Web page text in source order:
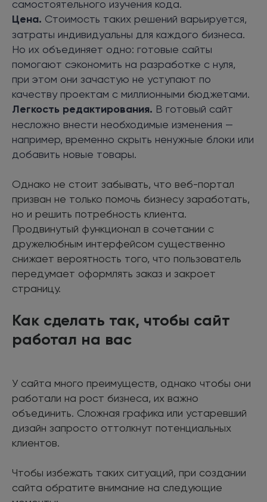
самостоятельного изучения кода.
Цена. Стоимость таких решений варьируется,
затраты индивидуальны для каждого бизнеса.
Но их объединяет одно: готовые сайты
помогают сэкономить на разработке с нуля,
при этом они зачастую не уступают по
качеству проектам с миллионными бюджетами.
Легкость редактирования. В готовый сайт
несложно внести необходимые изменения —
например, временно скрыть ненужные блоки или
добавить новые товары.
Однако не стоит забывать, что веб-портал
призван не только помочь бизнесу заработать,
но и решить потребность клиента.
Продвинутый функционал в сочетании с
дружелюбным интерфейсом существенно
снижает вероятность того, что пользователь
передумает оформлять заказ и закроет
страницу.
Как сделать так, чтобы сайт
работал на вас
У сайта много преимуществ, однако чтобы они
работали на рост бизнеса, их важно
объединить. Сложная графика или устаревший
дизайн запросто оттолкнут потенциальных
клиентов.
Чтобы избежать таких ситуаций, при создании
сайта обратите внимание на следующие